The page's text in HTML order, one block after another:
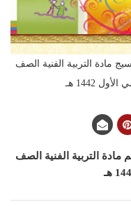
مادة التربية الفنية الصف
1442 هـ
التربية الفنية الصف